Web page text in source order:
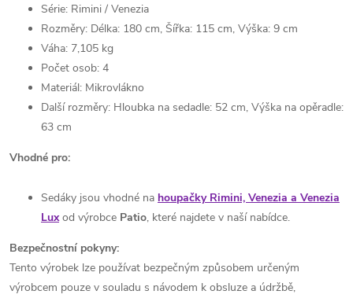
Série: Rimini / Venezia
Rozměry: Délka: 180 cm, Šířka: 115 cm, Výška: 9 cm
Váha: 7,105 kg
Počet osob: 4
Materiál: Mikrovlákno
Další rozměry: Hloubka na sedadle: 52 cm, Výška na opěradle:
63 cm
Vhodné pro:
Sedáky jsou vhodné na houpačky Rimini, Venezia a Venezia
Luxod výrobce Patio, které najdete v naší nabídce.
Bezpečnostní pokyny:
Tento výrobek lze používat bezpečným způsobem určeným
výrobcem pouze v souladu s návodem k obsluze a údržbě,